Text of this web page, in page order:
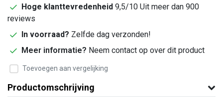
Hoge klanttevredenheid 9,5/10 Uit meer dan 900
reviews
In voorraad? Zelfde dag verzonden!
Meer informatie? Neem contact op over dit product
Toevoegen aan vergelijking
Productomschrijving